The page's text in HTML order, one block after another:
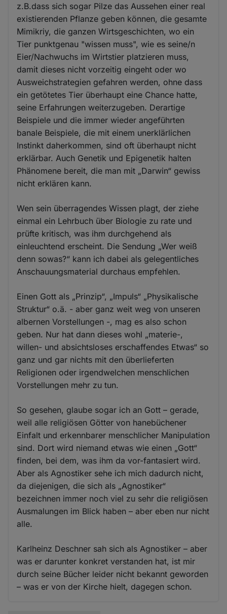
z.B.dass sich sogar Pilze das Aussehen einer real
existierenden Pflanze geben können, die gesamte
Mimikriy, die ganzen Wirtsgeschichten, wo ein
Tier punktgenau "wissen muss", wie es seine/n
Eier/Nachwuchs im Wirtstier platzieren muss,
damit dieses nicht vorzeitig eingeht oder wo
Ausweichstrategien gefahren werden, ohne dass
ein getötetes Tier überhaupt eine Chance hatte,
seine Erfahrungen weiterzugeben. Derartige
Beispiele und die immer wieder angeführten
banale Beispiele, die mit einem unerklärlichen
Instinkt daherkommen, sind oft überhaupt nicht
erklärbar. Auch Genetik und Epigenetik halten
Phänomene bereit, die man mit „Darwin“ gewiss
nicht erklären kann.
Wen sein überragendes Wissen plagt, der ziehe
einmal ein Lehrbuch über Biologie zu rate und
prüfte kritisch, was ihm durchgehend als
einleuchtend erscheint. Die Sendung „Wer weiß
denn sowas?“ kann ich dabei als gelegentliches
Anschauungsmaterial durchaus empfehlen.
Einen Gott als „Prinzip“, „Impuls“ „Physikalische
Struktur“ o.ä. - aber ganz weit weg von unseren
albernen Vorstellungen -, mag es also schon
geben. Nur hat dann dieses wohl „materie-,
willen- und absichtsloses erschaffendes Etwas“ so
ganz und gar nichts mit den überlieferten
Religionen oder irgendwelchen menschlichen
Vorstellungen mehr zu tun.
So gesehen, glaube sogar ich an Gott – gerade,
weil alle religiösen Götter von hanebüchener
Einfalt und erkennbarer menschlicher Manipulation
sind. Dort wird niemand etwas wie einen „Gott“
finden, bei dem, was ihm da vor-fantasiert wird.
Aber als Agnostiker sehe ich mich dadurch nicht,
da diejenigen, die sich als „Agnostiker“
bezeichnen immer noch viel zu sehr die religiösen
Ausmalungen im Blick haben – aber eben nur nicht
alle.
Karlheinz Deschner sah sich als Agnostiker – aber
was er darunter konkret verstanden hat, ist mir
durch seine Bücher leider nicht bekannt geworden
– was er von der Kirche hielt, dagegen schon.